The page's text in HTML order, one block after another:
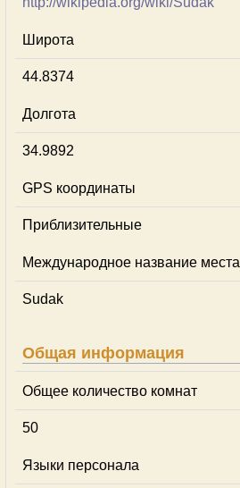
Широта
44.8374
Долгота
34.9892
GPS координаты
Приблизительные
Международное название места
Sudak
Общая информация
Общее количество комнат
50
Языки персонала